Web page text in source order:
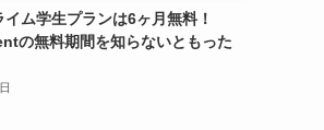
ム学生プランは6ヶ月無料！
の無料期間を知らないともった